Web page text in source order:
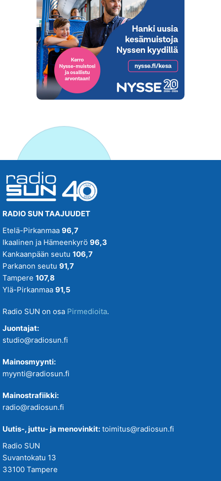
RADIO SUN TAAJUUDET
Etelä-Pirkanmaa 96,7
Ikaalinen ja Hämeenkyrö 96,3
Kankaanpään seutu 106,7
Parkanon seutu 91,7
Tampere 107,8
Ylä-Pirkanmaa 91,5
Radio SUN on osa Pirmedioita.
Juontajat:
studio@radiosun.fi
Mainosmyynti:
myynti@radiosun.fi
Mainostrafiikki:
radio@radiosun.fi
Uutis-, juttu- ja menovinkit: toimitus@radiosun.fi
Radio SUN
Suvantokatu 13
33100 Tampere